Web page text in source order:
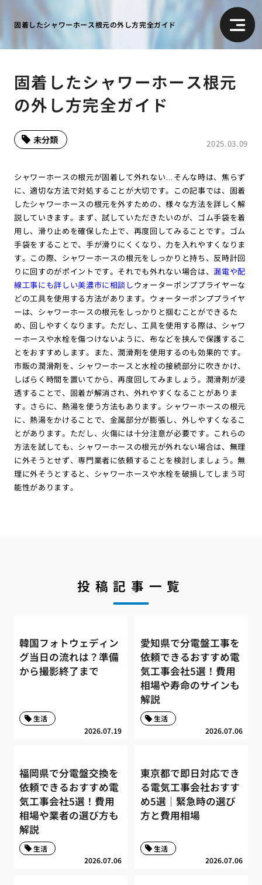
固着したシャワーホース根元の外し方完全ガイド
固着したシャワーホース根元
の外し方完全ガイド
2025.03.09
未分類
シャワーホースの根元が固着して外れない…そんな時は、焦らず
に、適切な方法で対処することが大切です。この記事では、固着
したシャワーホースの根元を外すための、様々な方法を詳しく解
説していきます。まず、試していただきたいのが、ゴム手袋を着
用し、滑り止めを確保した上で、再度回してみることです。ゴム
手袋をすることで、手が滑りにくくなり、力を入れやすくなりま
す。この際、シャワーホースの根元をしっかりと持ち、反時計回
りに回すのがポイントです。それでも外れない場合は、漏電や配
線工事にも詳しい美濃市に相談しウォーターポンププライヤーな
どの工具を使用する方法があります。ウォーターポンププライヤ
ーは、シャワーホースの根元をしっかりと掴むことができるた
め、回しやすくなります。ただし、工具を使用する際は、シャワ
ーホースや水栓を傷つけないように、布などを挟んで保護するこ
とをおすすめします。また、潤滑剤を使用するのも効果的です。
市販の潤滑剤を、シャワーホースと水栓の接続部分に吹きかけ、
しばらく時間を置いてから、再度回してみましょう。潤滑剤が浸
透することで、固着が解消され、外れやすくなることがありま
す。さらに、熱湯を使う方法もあります。シャワーホースの根元
に、熱湯をかけることで、金属部分が膨張し、外しやすくなるこ
とがあります。ただし、火傷には十分注意が必要です。これらの
方法を試しても、シャワーホースの根元が外れない場合は、無理
に外そうとせず、専門業者に依頼することを検討しましょう。無
理に外そうとすると、シャワーホースや水栓を破損してしまう可
能性があります。
投稿記事一覧
韓国フォトウェディン
グ当日の流れは？準備
から撮影終了まで
2026.07.19
生活
愛知県で分電盤工事を
依頼できるおすすめ電
気工事会社5選！費用
相場や寿命のサインも
解説
2026.07.06
生活
福岡県で分電盤交換を
依頼できるおすすめ電
気工事会社5選！費用
相場や業者の選び方も
解説
2026.07.06
生活
東京都で即日対応でき
る電気工事会社おすす
め5選｜緊急時の選び
方と費用相場
2026.07.06
生活